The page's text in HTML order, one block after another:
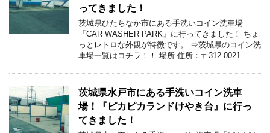
ってきました！
茨城県ひたちなか市にある手洗いコイン洗車場
『CAR WASHER PARK』に行ってきました！ ちょ
っとレトロな外観が特徴です。 ⇒茨城県のコイン洗
車場一覧はコチラ！！ 場所 住所：〒312-0021 …
茨城県水戸市にある手洗いコイン洗車
場！『ピカピカランドけやき台』に行っ
てきました！